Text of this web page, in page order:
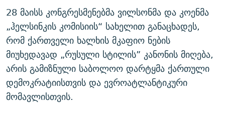
28 მაისს კონგრესმენებმა ვილსონმა და კოენმა
„ჰელსინკის კომისიის“ სახელით განაცხადეს,
რომ ქართველი ხალხის მკაფიო ნების
მიუხედავად „რუსული სტილის” კანონის მიღება,
არის გამიზნული საბოლოო დარტყმა ქართული
დემოკრატიისთვის და ევროატლანტიკური
მომავლისთვის.